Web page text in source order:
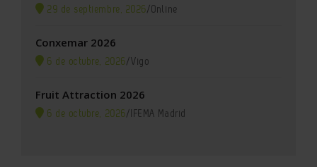
29 de septiembre, 2026/Online
Conxemar 2026
6 de octubre, 2026/Vigo
Fruit Attraction 2026
6 de octubre, 2026/IFEMA Madrid